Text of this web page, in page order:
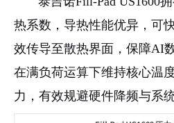
热系数，导热性能优异，可
效传导至散热界面，保障AI
在满负荷运算下维持核心温
力，有效规避硬件降频与系